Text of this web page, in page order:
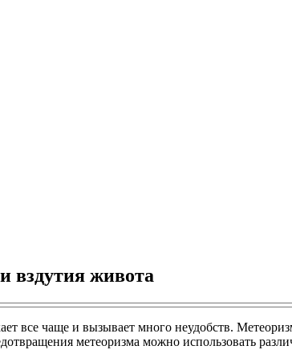
вздутия живота
все чаще и вызывает много неудобств.
метеоризма можно использовать